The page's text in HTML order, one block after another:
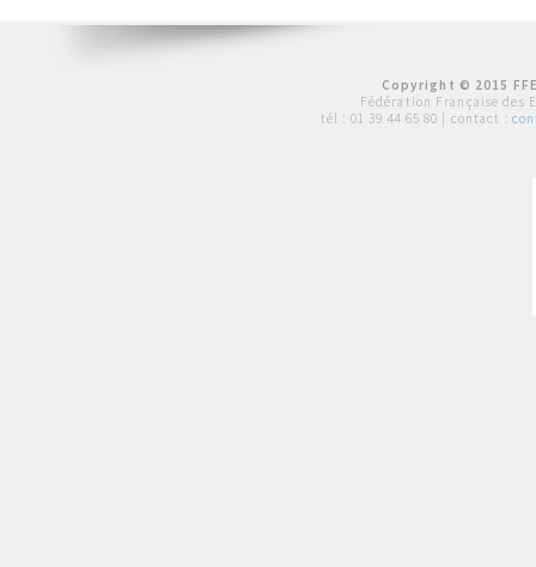
Copyright © 2015
Fédération Française des
tél : 01 39 44 65 80 | contact :